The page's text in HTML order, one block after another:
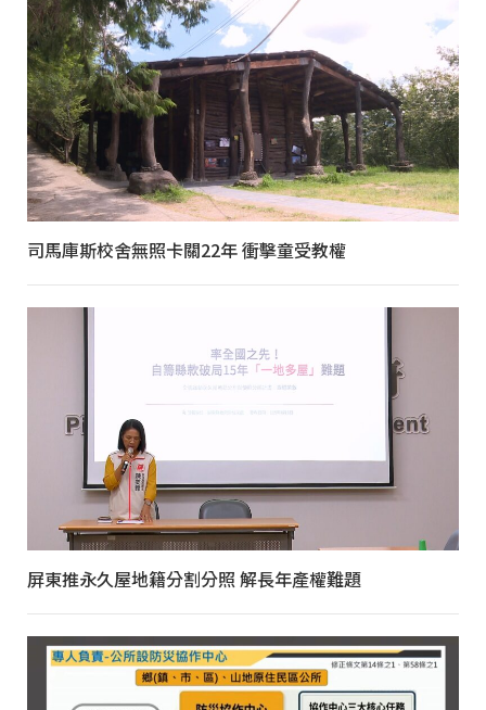
司馬庫斯校舍無照卡關22年 衝擊童受教權
屏東推永久屋地籍分割分照 解長年產權難題